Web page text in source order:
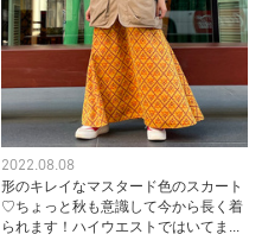
2022.08.08
形のキレイなマスタード色のスカート
♡ちょっと秋も意識して今から長く着
られます！ハイウエストではいてま...